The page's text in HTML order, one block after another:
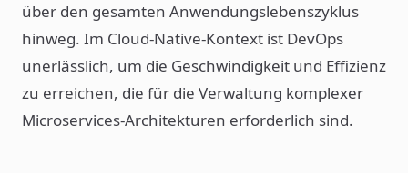
über den gesamten Anwendungslebenszyklus
hinweg. Im Cloud-Native-Kontext ist DevOps
unerlässlich, um die Geschwindigkeit und Effizienz
zu erreichen, die für die Verwaltung komplexer
Microservices-Architekturen erforderlich sind.